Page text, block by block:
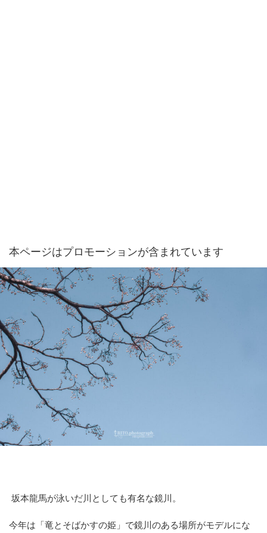
本ページはプロモーションが含まれています
坂本龍馬が泳いだ川としても有名な鏡川。
今年は「竜とそばかすの姫」で鏡川のある場所がモデルにな